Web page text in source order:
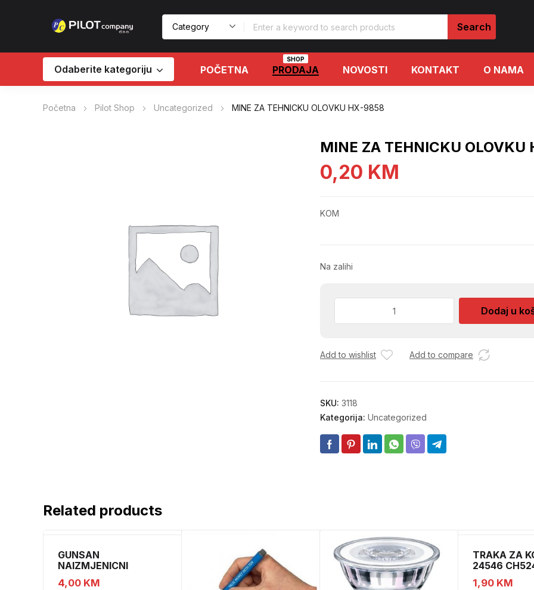
Odaberite kategoriju POČETNA PRODAJA
SHOP
NOVOSTI KONTAKT O NAMA
Početna Pilot Shop Uncategorized MINE ZA TEHNICKU OLOVKU HX-9858
MINE ZA TEHNICKU
0,20 KM
KOM
Na zalihi
HX-
Dodaj u
Add to wishlist Add to compare
SKU: 3118
Kategorija: Uncategorized
Related products
GUNSAN
NAIZMJENICNI
PREKIDAC BEZ OKVIRA
4,00 KM
TRAKA ZA
24546
1,90 KM